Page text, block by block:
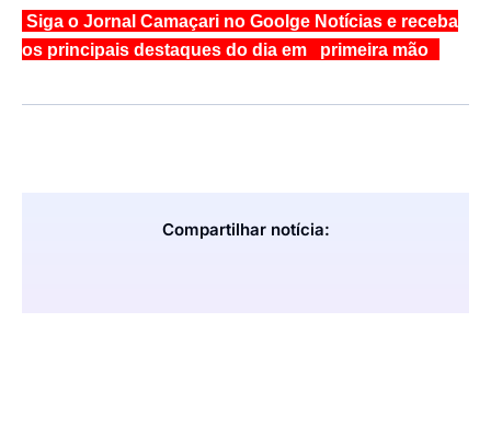
Siga o Jornal Camaçari no Goolge Notícias e receba
os principais destaques do dia em primeira mão
Compartilhar notícia: